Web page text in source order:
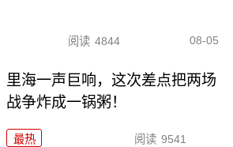
阅读 4844 08-05
里海一声巨响，这次差点把两场
战争炸成一锅粥！
最热 阅读 9541